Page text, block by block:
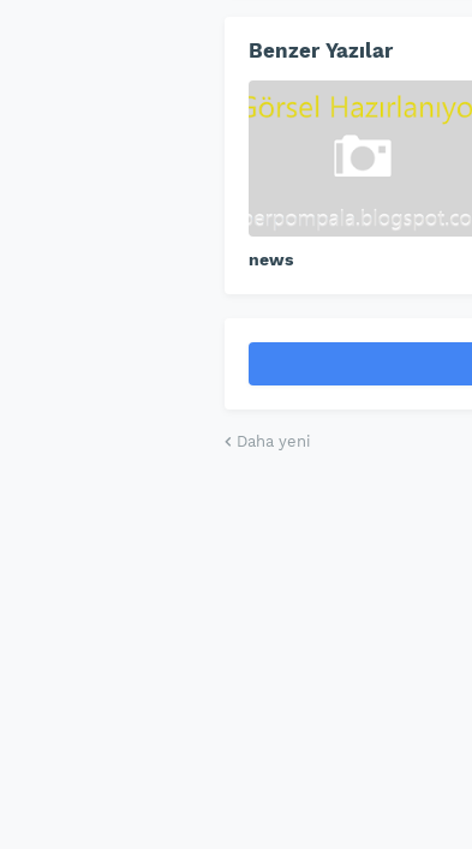
Benzer Yazılar
news
Daha yeni